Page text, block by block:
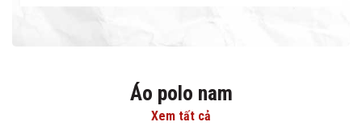
Áo polo nam
Xem tất cả